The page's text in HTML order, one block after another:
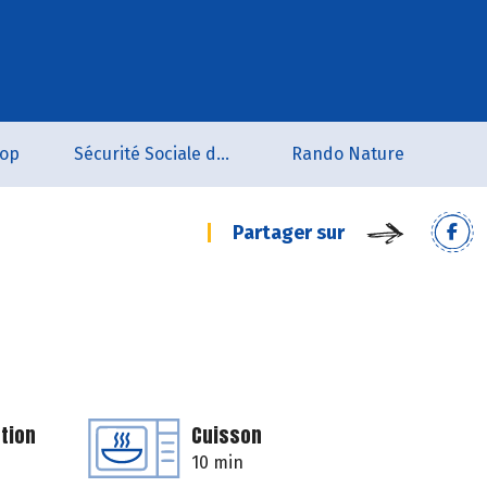
Sécurité Sociale de l'Alimentation du Tarn Sud Rando Nature
Partager sur
Cuisson
10 min